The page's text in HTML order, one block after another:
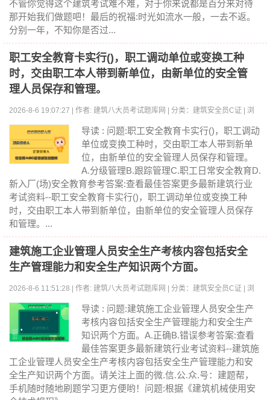
不管你觉得这个建筑考试难不难，对于你来说都是百分来对待
那开始我们做题吧！最后的祝福:时光如流水一般，一去不返。
分别一年，不知你是否过...
职工安全教育卡实行()，职工调动单位或变换工种
时，交由职工本人带到新单位，由新单位的安全管
理人员保存和管理。
2026-8-6 19:07:27 | 作者: 建筑八大员考试题库网 | 分类：建筑安全员C证 | 浏
导读 : 问题:职工安全教育卡实行()，职工调动
单位或变换工种时，交由职工本人带到新单
位，由新单位的安全管理人员保存和管理。
A.分级管理B.跟踪管理C.职工日常安全教育D.
新入厂(场)安全教育参考答案:查看最佳答案更多最新建筑行业
考试资料--职工安全教育卡实行()，职工调动单位或变换工种
时，交由职工本人带到新单位，由新单位的安全管理人员保存
和管理。...
建筑施工企业管理人员安全生产考核内容包括安全
生产管理能力和安全生产知识两个方面。
2026-8-6 11:51:28 | 作者: 建筑八大员考试题库网 | 分类：建筑安全员C证 | 浏
览:0
导读 : 问题:建筑施工企业管理人员安全生产
考核内容包括安全生产管理能力和安全生产
知识两个方面。A.正确B.错误参考答案:查看
最佳答案更多最新建筑行业考试资料--建筑施
工企业管理人员安全生产考核内容包括安全生产管理能力和安
全生产知识两个方面。请关注上面的微.信.公.众.号：建题帮，
手机随时随地刷题学习更方便哟！问题:根据《建筑机械使用安